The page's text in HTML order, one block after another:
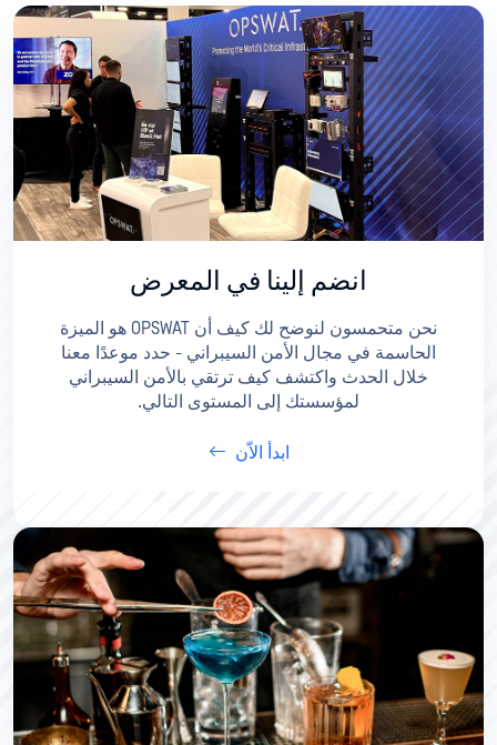
انضم إلينا في المعرض
نحن متحمسون لنوضح لك كيف أن OPSWAT هو الميزة
الحاسمة في مجال الأمن السيبراني - حدد موعدًا معنا
خلال الحدث واكتشف كيف ترتقي بالأمن السيبراني
لمؤسستك إلى المستوى التالي.
ابدأ الاّن